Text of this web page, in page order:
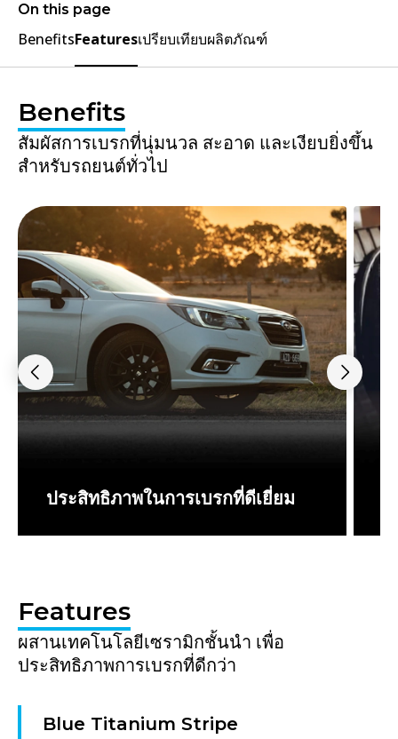
On this page
BenefitsFeaturesเปรียบเทียบผลิตภัณฑ์
Benefits
สัมผัสการเบรกที่นุ่มนวล สะอาด และเงียบยิ่งขึ้น
สำหรับรถยนต์ทั่วไป
ประสิทธิภาพในการเบรกที่ดีเยี่ยม
Features
ผสานเทคโนโลยีเซรามิกชั้นนำ เพื่อ
ประสิทธิภาพการเบรกที่ดีกว่า
Blue Titanium Stripe